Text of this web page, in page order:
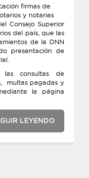
firmas de
y notarias
Consejo Superior
del país, que las
de la DNN
presentación de
las consultas de
multas pagadas y
la página
LEYENDO